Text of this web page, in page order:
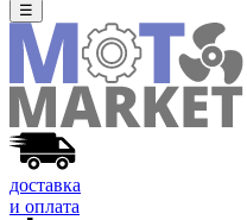
☰
доставка
и оплата